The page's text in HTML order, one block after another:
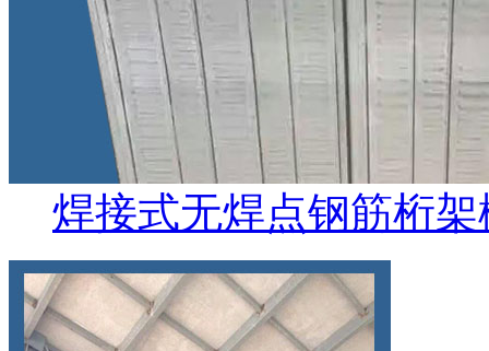
焊接式无焊点钢筋桁